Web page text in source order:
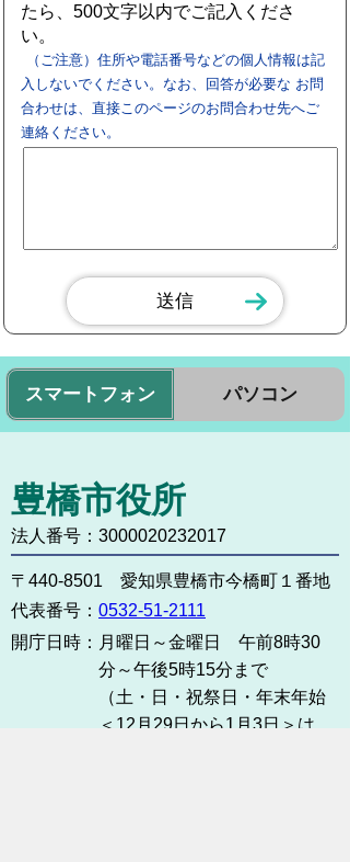
たら、500文字以内でご記入くださ
い。
（ご注意）住所や電話番号などの個人情報は記
入しないでください。なお、回答が必要な お問
合わせは、直接このページのお問合わせ先へご
連絡ください。
スマートフォン パソコン
豊橋市役所
法人番号：3000020232017
〒440-8501 愛知県豊橋市今橋町１番地
代表番号： 0532-51-2111
開庁日時： 月曜日～金曜日 午前8時30
分～午後5時15分まで
（土・日・祝祭日・年末年始
＜12月29日から1月3日＞は